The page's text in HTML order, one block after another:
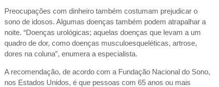
Preocupações com dinheiro também costumam prejudicar o
sono de idosos. Algumas doenças também podem atrapalhar a
noite. “Doenças urológicas; aquelas doenças que levam a um
quadro de dor, como doenças musculoesqueléticas, artrose,
dores na coluna”, enumera a especialista.
A recomendação, de acordo com a Fundação Nacional do Sono,
nos Estados Unidos, é que pessoas com 65 anos ou mais